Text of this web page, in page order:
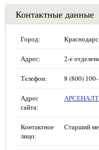
Контактные данные
Город:
Адрес: 2-е
Телефон: 8 (800)
Адрес
сайта:
Контактное
лицо:
Старший